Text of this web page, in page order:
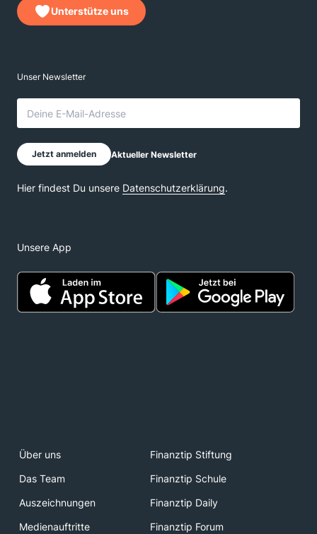
Unterstütze uns
Unsere App
Über uns
Finanztip Stiftung
Das Team
Finanztip Schule
Auszeichnungen
Finanztip Daily
Medienauftritte
Finanztip Forum